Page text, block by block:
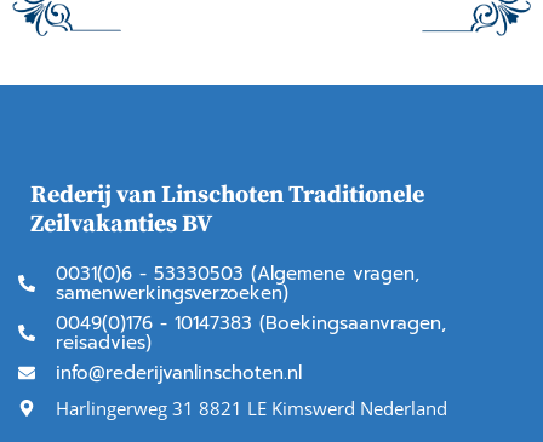
Rederij van Linschoten Traditionele
Zeilvakanties BV
0031(0)6 - 53330503 (Algemene vragen,
samenwerkingsverzoeken)
0049(0)176 - 10147383 (Boekingsaanvragen,
reisadvies)
info@rederijvanlinschoten.nl
Harlingerweg 31 8821 LE Kimswerd Nederland